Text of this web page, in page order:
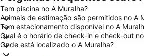
Tem piscina no A Muralha?
Animais de estimação são permitidos no A
Tem estacionamento disponível no A
Qual é o horário de check-in e check-out
Onde está localizado o A Muralha?